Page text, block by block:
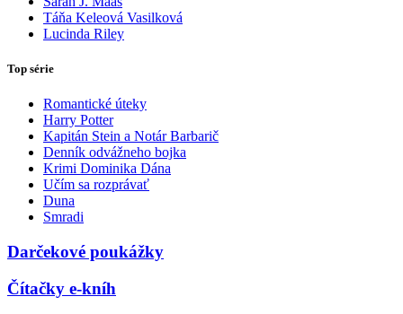
Táňa Keleová Vasilková
Lucinda Riley
Top série
Romantické úteky
Harry Potter
Kapitán Stein a Notár Barbarič
Denník odvážneho bojka
Krimi Dominika Dána
Učím sa rozprávať
Duna
Smradi
Darčekové poukážky
Čítačky e-kníh